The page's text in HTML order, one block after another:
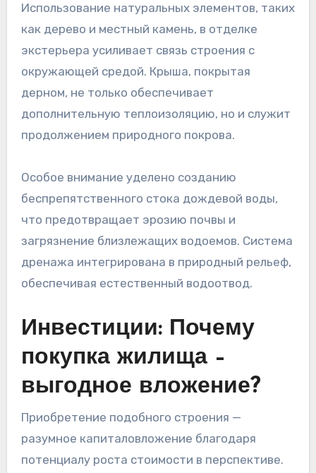
Использование натуральных элементов, таких
как дерево и местный камень, в отделке
экстерьера усиливает связь строения с
окружающей средой. Крыша, покрытая
дерном, не только обеспечивает
дополнительную теплоизоляцию, но и служит
продолжением природного покрова.
Особое внимание уделено созданию
беспрепятственного стока дождевой воды,
что предотвращает эрозию почвы и
загрязнение близлежащих водоемов. Система
дренажа интегрирована в природный рельеф,
обеспечивая естественный водоотвод.
Инвестиции: Почему
покупка жилища –
выгодное вложение?
Приобретение подобного строения —
разумное капиталовложение благодаря
потенциалу роста стоимости в перспективе.